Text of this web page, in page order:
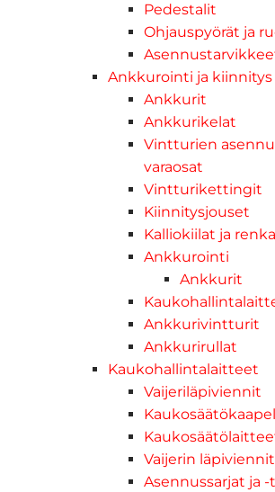
Pedestalit
Ohjauspyörät ja
Ankkurointi ja kiinnitys
Ankkurit
Ankkurikelat
Vintturien
varaosat
Vintturikettingit
Kiinnitysjouset
Kalliokiilat ja
Ankkurointi
Ankkurit
Ankkurivintturit
Ankkurirullat
Kaukohallintalaitteet
Vaijeriläpiviennit
Vaijerin läpiviennit
Asennussarjat ja